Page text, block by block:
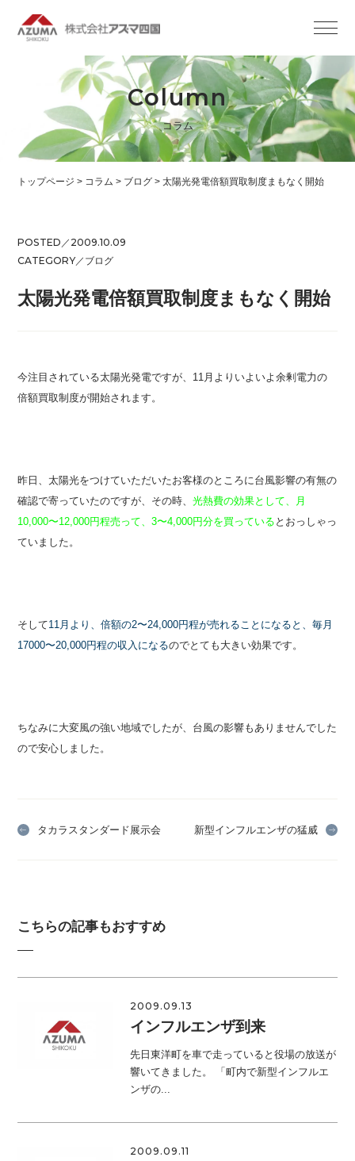
Column
コラム
トップページ > コラム > ブログ >太陽光発電倍額買取制度まもなく開始
POSTED／2009.10.09
CATEGORY／ ブログ
太陽光発電倍額買取制度まもなく開始
今注目されている太陽光発電ですが、11月よりいよいよ余剰電力の
倍額買取制度が開始されます。
昨日、太陽光をつけていただいたお客様のところに台風影響の有無の
確認で寄っていたのですが、その時、光熱費の効果として、月
10,000〜12,000円程売って、3〜4,000円分を買っている とおっしゃっ
ていました。
そして11月より、倍額の2〜24,000円程が売れることになると、毎月
17000〜20,000円程の収入になるのでとても大きい効果です。
ちなみに大変風の強い地域でしたが、台風の影響もありませんでした
ので安心しました。
タカラスタンダード展示会 新型インフルエンザの猛威
こちらの記事もおすすめ
2009.09.13
インフルエンザ到来
先日東洋町を車で走っていると役場の放送が
響いてきました。 「町内で新型インフルエ
ンザの...
2009.09.11